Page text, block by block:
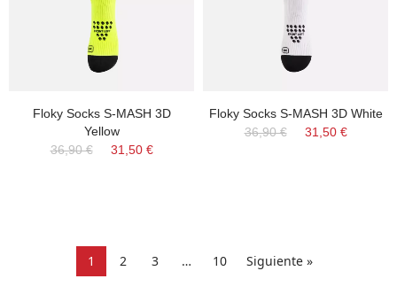
Floky Socks S-MASH 3D
Yellow
36,90 €
31,50 €
Floky Socks S-MASH 3D White
36,90 €
31,50 €
1 2 3 … 10 Siguiente »